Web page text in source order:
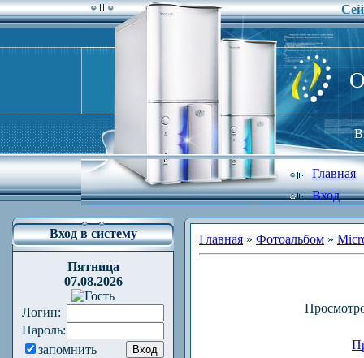
Главная
Вход
Вход в систему
Пятница
07.08.2026
Логин:
Пароль:
запомнить
Главная » Фотоальбом »